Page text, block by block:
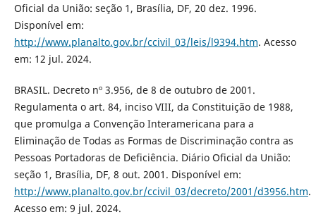
Oficial da União: seção 1, Brasília, DF, 20 dez. 1996.
Disponível em:
http://www.planalto.gov.br/ccivil_03/leis/l9394.htm. Acesso
em: 12 jul. 2024.
BRASIL. Decreto nº 3.956, de 8 de outubro de 2001.
Regulamenta o art. 84, inciso VIII, da Constituição de 1988,
que promulga a Convenção Interamericana para a
Eliminação de Todas as Formas de Discriminação contra as
Pessoas Portadoras de Deficiência. Diário Oficial da União:
seção 1, Brasília, DF, 8 out. 2001. Disponível em:
http://www.planalto.gov.br/ccivil_03/decreto/2001/d3956.htm.
Acesso em: 9 jul. 2024.